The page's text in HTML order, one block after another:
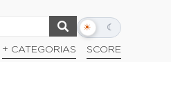
☀ ☾
Alternar
escuro
+ CATEGORIAS SCORE